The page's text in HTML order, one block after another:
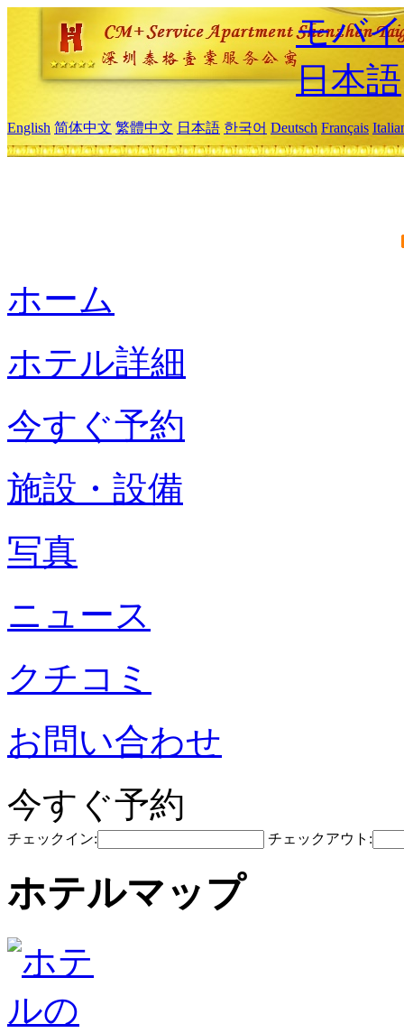
モバ
日本語
English 简体中文 繁體中文 日本語 한국어 Deutsch Français
ホーム
ホテル詳細
今すぐ予約
施設・設備
写真
ニュース
クチコミ
お問い合わせ
今すぐ予約
チェックイン: チェックアウト:
ホテルマップ